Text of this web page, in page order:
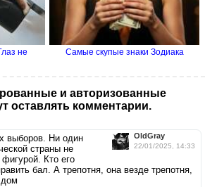
не
Самые скупые знаки Зодиака
и авторизованные
оставлять комментарии.
OldGray
22/01/2025, 14:33
выборов. Ни один
страны не
Кто его
бал. А трепотня, она везде трепотня,